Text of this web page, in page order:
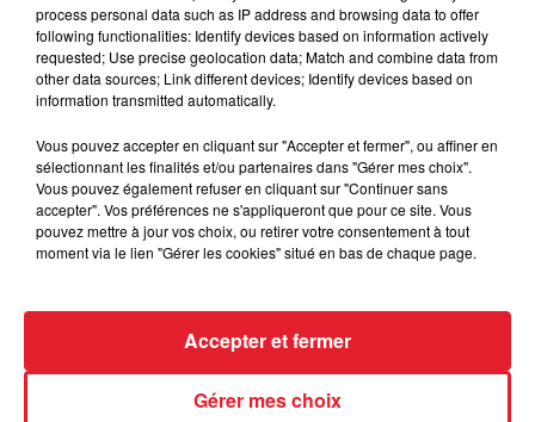
Cassie met fin à une ex-escorte
masculine dans sa bataille...
Des vitres tombent de la tour
Montparnasse : des désaccords
entre...
Incendies en Gironde : encore
plusieurs semaines avant
l'extinction...
process personal data such as IP address and browsing data to offer
following functionalities: Identify devices based on information actively
requested; Use precise geolocation data; Match and combine data from
other data sources; Link different devices; Identify devices based on
information transmitted automatically.
Vous pouvez accepter en cliquant sur "Accepter et fermer", ou affiner en
sélectionnant les finalités et/ou partenaires dans "Gérer mes choix".
Vous pouvez également refuser en cliquant sur "Continuer sans
accepter". Vos préférences ne s'appliqueront que pour ce site. Vous
pouvez mettre à jour vos choix, ou retirer votre consentement à tout
moment via le lien "Gérer les cookies" situé en bas de chaque page.
Gérer mes choix
Accepter et fermer